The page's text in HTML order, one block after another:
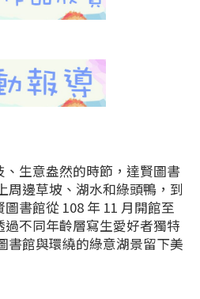
生意盎然的時節，達賢圖書
周邊草坡、湖水和綠頭鴨，到
書館從 108 年 11 月開館至
不同年齡層寫生愛好者獨特
書館與環繞的綠意湖景留下美